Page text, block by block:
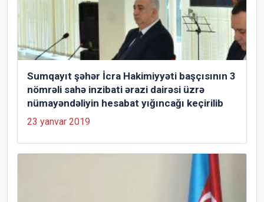
Sumqayıt şəhər İcra Hakimiyyəti başçısının 3
nömrəli sahə inzibati ərazi dairəsi üzrə
nümayəndəliyin hesabat yığıncağı keçirilib
23 yanvar 2019